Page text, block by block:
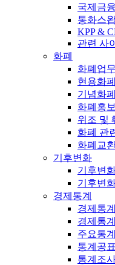
국제금
통화스
KPP &
관련 사
화폐
화폐업
현용화폐
기념화폐
화폐홍
위조 및
화폐 관
화폐교
기후변화
기후변
기후변
경제통계
경제통
경제통
주요통
통계공
통계조